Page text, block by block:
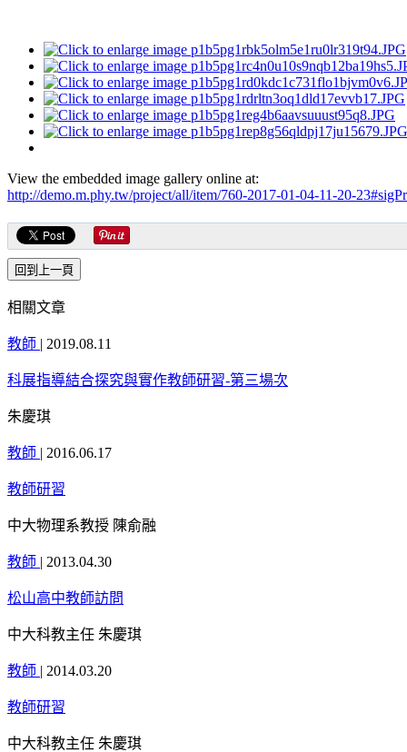
View the embedded image gallery online at:
http://demo.m.phy.tw/project/all/item/760-2017-01-04-11-20-
相關文章
教師 | 2019.08.11
科展指導結合探究與實作教師研習-第三場次
朱慶琪
教師 | 2016.06.17
教師研習
中大物理系教授 陳俞融
教師 | 2013.04.30
松山高中教師訪問
中大科教主任 朱慶琪
教師 | 2014.03.20
教師研習
中大科教主任 朱慶琪